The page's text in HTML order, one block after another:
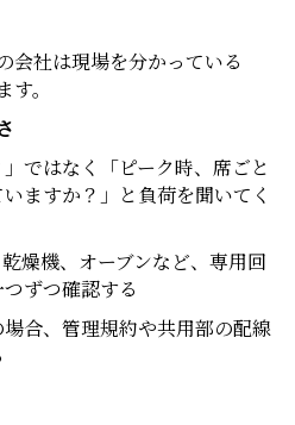
会社は現場を分かっている
す。
」ではなく「ピーク時、席ごと
ますか？」と負荷を聞いてく
燥機、オーブンなど、専用回
ずつ確認する
合、管理規約や共用部の配線